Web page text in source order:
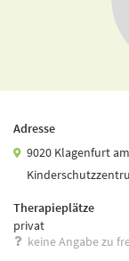
Adresse
9020 Klagenfurt
Therapieplätze
privat
keine Angabe zu